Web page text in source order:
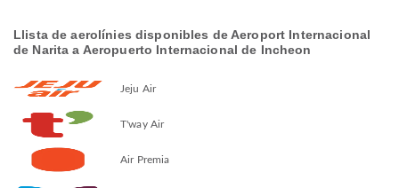
Llista de aerolínies disponibles de Aeroport Internacional
de Narita a Aeropuerto Internacional de Incheon
Jeju Air
T'way Air
Air Premia